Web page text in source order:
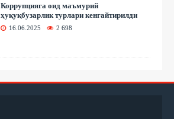
Коррупцияга оид маъмурий
ҳуқуқбузарлик турлари кенгайтирилди
16.06.2025 2 698